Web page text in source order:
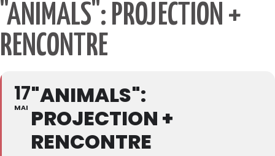
"ANIMALS": PROJECTION +
RENCONTRE
17
MAI "ANIMALS":
PROJECTION +
RENCONTRE